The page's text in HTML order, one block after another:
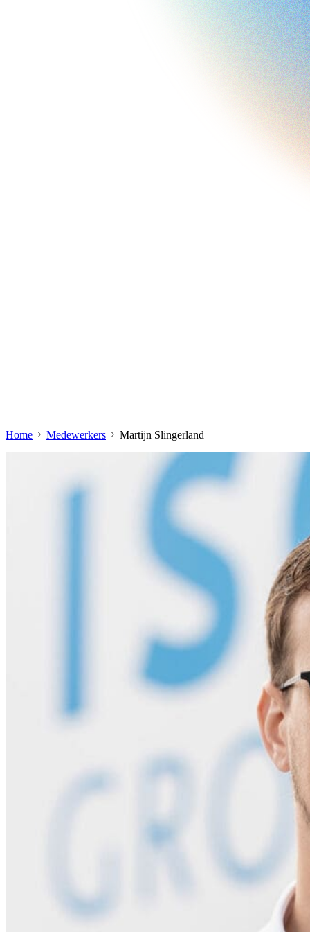
Home Medewerkers Martijn Slingerland